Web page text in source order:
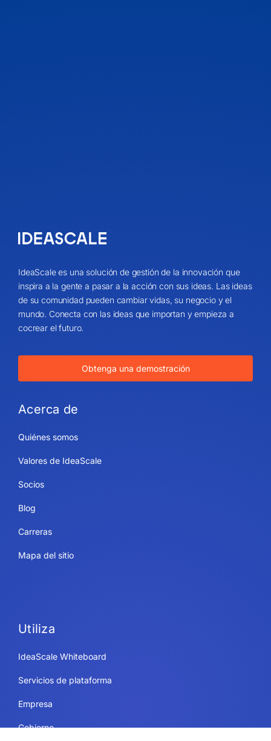
IdeaScale es una solución de gestión de la innovación que
inspira a la gente a pasar a la acción con sus ideas. Las ideas
de su comunidad pueden cambiar vidas, su negocio y el
mundo. Conecta con las ideas que importan y empieza a
cocrear el futuro.
Obtenga una demostración
Acerca de
Quiénes somos
Valores de IdeaScale
Socios
Blog
Carreras
Mapa del sitio
Utiliza
IdeaScale Whiteboard
Servicios de plataforma
Empresa
Gobierno